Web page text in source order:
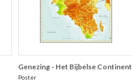
Genezing - Het Bijbelse Continent
Poster